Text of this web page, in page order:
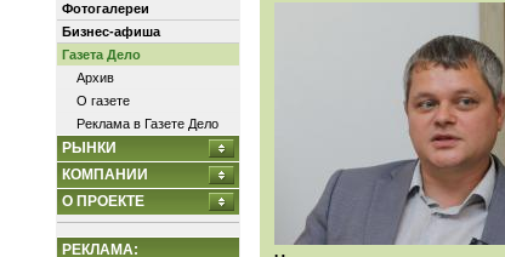
Фотогалереи
Бизнес-афиша
Газета Дело
Архив
О газете
Реклама в Газете Дело
РЫНКИ
КОМПАНИИ
О ПРОЕКТЕ
РЕКЛАМА: